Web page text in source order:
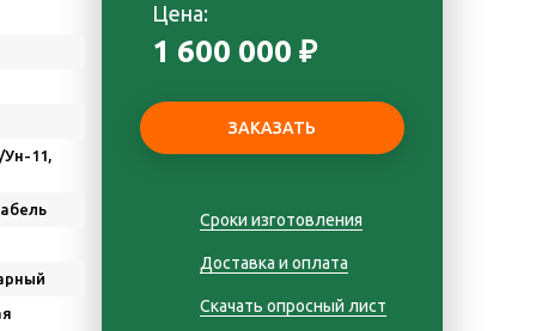
11,
Цена:
1 600 000 ₽
Сроки изготовления
Доставка и оплата
Скачать опросный лист